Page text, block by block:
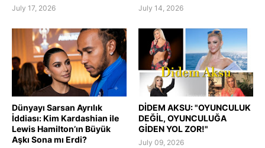
July 17, 2026 July 14, 2026
Dünyayı Sarsan Ayrılık
İddiası: Kim Kardashian ile
Lewis Hamilton’ın Büyük
Aşkı Sona mı Erdi?
DİDEM AKSU: "OYUNCULUK
DEĞİL, OYUNCULUĞA
GİDEN YOL ZOR!"
July 09, 2026